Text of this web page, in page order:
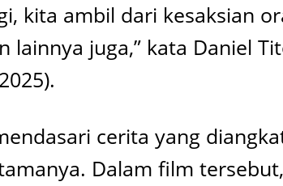
kita ambil dari kesaksian
lainnya juga,” kata Daniel
cerita yang
Dalam film